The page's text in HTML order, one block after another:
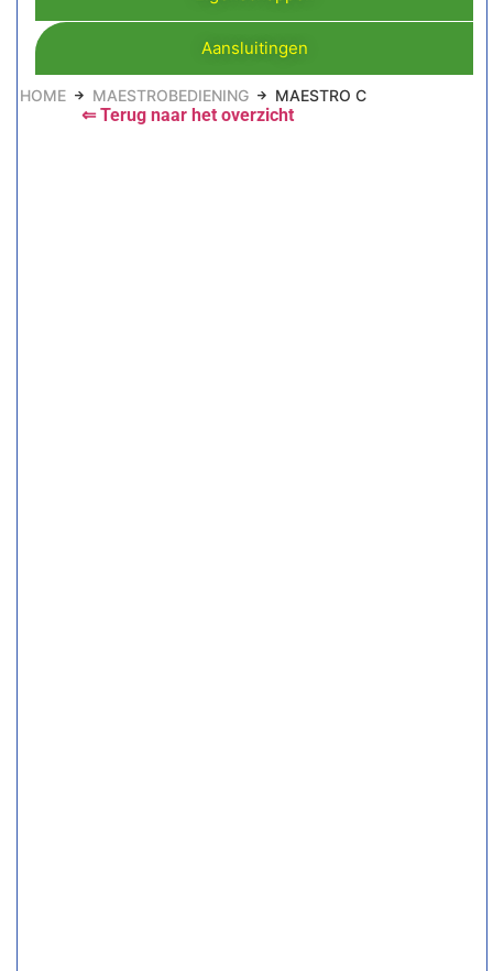
Aansluitingen
HOME MAESTROBEDIENING MAESTRO C
⇐ Terug naar het overzicht